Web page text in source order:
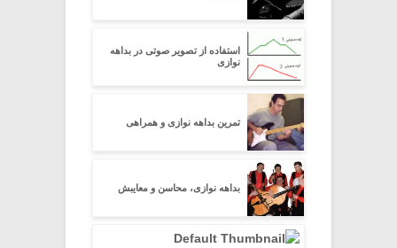
استفاده از تصویر صوتی در بداهه
نوازی
تمرین بداهه نوازی و همراهی
بداهه نوازی، محاسن و معایبش